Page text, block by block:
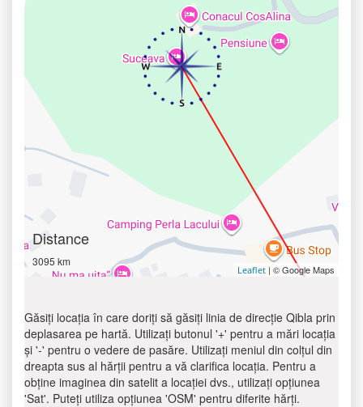
Distance
3095 km
Leaflet | © Google Maps
Găsiți locația în care doriți să găsiți linia de direcție Qibla prin
deplasarea pe hartă. Utilizați butonul '+' pentru a mări locația
și '-' pentru o vedere de pasăre. Utilizați meniul din colțul din
dreapta sus al hărții pentru a vă clarifica locația. Pentru a
obține imaginea din satelit a locației dvs., utilizați opțiunea
'Sat'. Puteți utiliza opțiunea 'OSM' pentru diferite hărți.